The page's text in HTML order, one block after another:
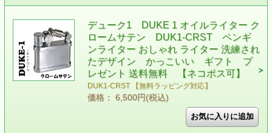
デューク1 DUKE 1 オイルライター ク
ロームサテン DUK1-CRST ペンギ
ンライター おしゃれ ライター 洗練され
たデザイン かっこいい ギフト プ
レゼント 送料無料 【ネコポス可】
DUK1-CRST 【無料ラッピング対応】
価格： 6,500円(税込)